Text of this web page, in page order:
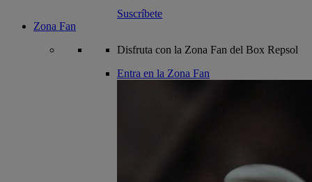
Suscríbete
Zona Fan
Disfruta con la Zona Fan del Box Repsol
Entra en la Zona Fan